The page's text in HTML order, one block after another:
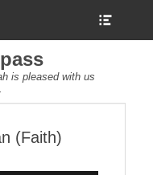
is pleased with us
(Faith)